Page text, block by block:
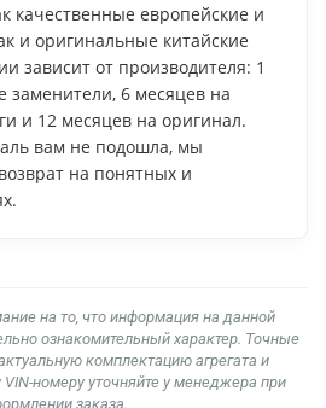
качественные европейские и
и оригинальные китайские
зависит от производителя: 1
6 месяцев на
и 12 месяцев на оригинал.
вам не подошла, мы
на понятных и
на то, что информация на данной
ознакомительный характер. Точные
комплектацию агрегата и
номеру уточняйте у менеджера при
заказа.